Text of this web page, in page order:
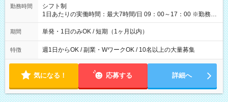
間】試用期間なし
勤務時間
シフト制
1日あたりの実働時間：最大7時間/日 09：00～17：00 ※勤務時
間は 試験により異なります。
期間 単発・1日のみOK / 短期（1ヶ月以内）
特徴 週1日からOK / 副業・WワークOK / 10名以上の大量募集
気になる！ 応募する 詳細へ